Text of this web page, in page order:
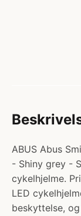
ABUS Abus
- Shiny grey -
cykelhjelme.
LED
beskyttelse,